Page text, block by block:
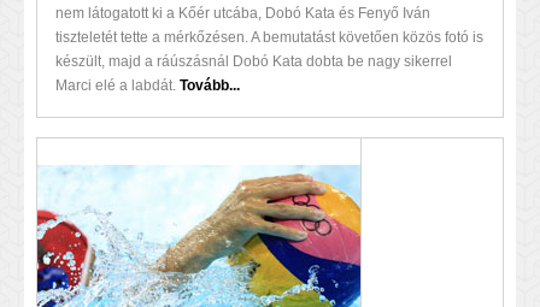
nem látogatott ki a Kőér utcába, Dobó Kata és Fenyő Iván
tiszteletét tette a mérkőzésen. A bemutatást követően közös fotó is
készült, majd a ráúszásnál Dobó Kata dobta be nagy sikerrel
Marci elé a labdát. Tovább...